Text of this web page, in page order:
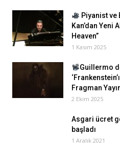
Piyanist ve
Kan’dan Yeni
Heaven”
1 Kasım 2025
Guillermo
Fragman
2 Ekim 2025
Asgari ücret
başladı
1 Aralık 2021